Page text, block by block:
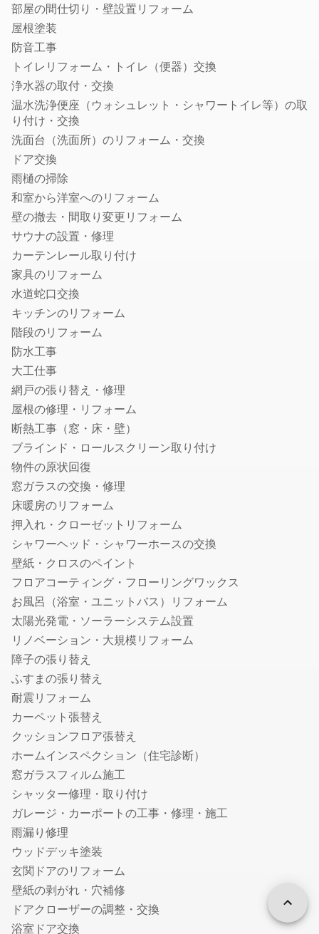
カメラマン
結婚式の写真撮影
フォトウエディング・前撮りの出張撮影
家族写真・記念写真の出張撮影
遺影・生前撮影
成人式写真の前撮り・出張撮影
ニューボーンフォトの出張撮影
マタニティフォトの出張撮影
七五三写真の出張撮影
婚活写真・お見合い写真撮影
お宮参り写真の出張撮影
動画撮影
セミナー・講演会・イベント動画撮影
鍵・防犯対策
鍵交換・修理
鍵開け・鍵屋
盗聴器・盗撮器の調査・発見
行政書士
車庫証明に強い行政書士
遺産相続手続き代行に強い行政書士
許認可に強い行政書士
離婚の公正証書に強い行政書士
遺言書作成に強い行政書士
建設業許可の申請に強い行政書士
ビザ申請代行・入管業務代行に強い行政書士
内容証明・債権債務問題に強い行政書士
古物商許可申請代行の行政書士
自動車の名義・住所変更代行に強い行政書士
永住許可申請の行政書士
帰化申請代行の行政書士
相続人調査・戸籍収集代行の行政書士
相続財産の調査代行の行政書士
遺産分割協議書作成代行の行政書士
自動車登録に強い行政書士
ドローン飛行許可申請代行の行政書士
デザイン
チラシデザイン・フライヤー作成
ロゴ作成
看板・のぼり作成
翻訳
英語・英文の翻訳
リフォーム
インテリアコーディネーター
フローリング・床の張り替え
部屋の間仕切り・壁設置リフォーム
屋根塗装
防音工事
トイレリフォーム・トイレ（便器）交換
浄水器の取付・交換
温水洗浄便座（ウォシュレット・シャワートイレ等）の取
り付け・交換
洗面台（洗面所）のリフォーム・交換
ドア交換
雨樋の掃除
和室から洋室へのリフォーム
壁の撤去・間取り変更リフォーム
サウナの設置・修理
カーテンレール取り付け
家具のリフォーム
水道蛇口交換
キッチンのリフォーム
階段のリフォーム
防水工事
大工仕事
網戸の張り替え・修理
屋根の修理・リフォーム
断熱工事（窓・床・壁）
ブラインド・ロールスクリーン取り付け
物件の原状回復
窓ガラスの交換・修理
床暖房のリフォーム
押入れ・クローゼットリフォーム
シャワーヘッド・シャワーホースの交換
壁紙・クロスのペイント
フロアコーティング・フローリングワックス
お風呂（浴室・ユニットバス）リフォーム
太陽光発電・ソーラーシステム設置
リノベーション・大規模リフォーム
障子の張り替え
ふすまの張り替え
耐震リフォーム
カーペット張替え
クッションフロア張替え
ホームインスペクション（住宅診断）
窓ガラスフィルム施工
シャッター修理・取り付け
ガレージ・カーポートの工事・修理・施工
雨漏り修理
ウッドデッキ塗装
玄関ドアのリフォーム
壁紙の剥がれ・穴補修
ドアクローザーの調整・交換
浴室ドア交換